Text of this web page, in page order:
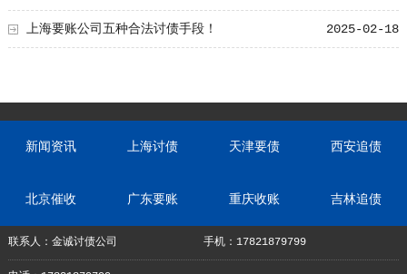
请收好 2025-02-18
上海要账公司五种合法讨债手段！
新闻资讯 上海讨债 天津要债 西安追债
北京催收 广东要账 重庆收账 吉林追债
联系人：金诚讨债公司 手机：17821879799